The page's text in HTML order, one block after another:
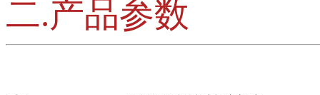
二.产品参数